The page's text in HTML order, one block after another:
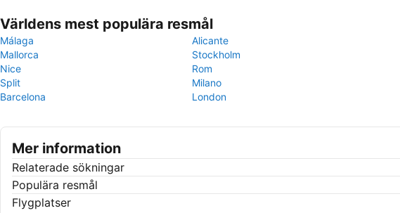
Världens mest populära resmål
Málaga
Alicante
Mallorca
Stockholm
Nice
Rom
Split
Milano
Barcelona
London
Mer information
Relaterade sökningar
Populära resmål
Flygplatser